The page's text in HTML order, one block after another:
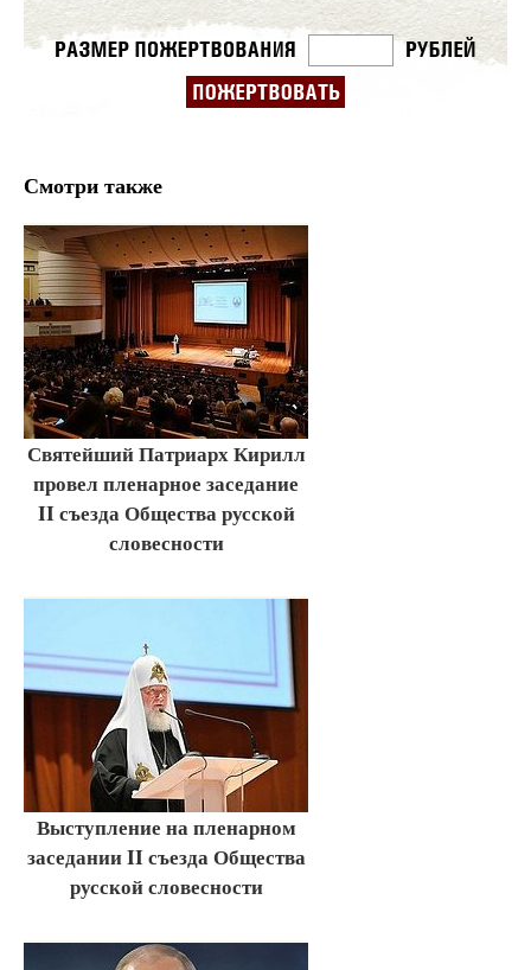
Смотри также
Святейший Патриарх Кирилл
провел пленарное заседание
II съезда Общества русской
словесности
Выступление на пленарном
заседании II съезда Общества
русской словесности